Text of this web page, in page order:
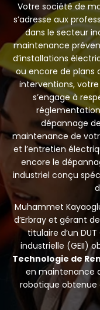
Votre société de
s’adresse aux
dans le secteur
maintenance
d’installations
ou encore de plans
interventions,
s’engage à
dépannage
maintenance de
et l’entretien
encore le
industriel conçu
Muhammet
d’Erbray et gérant
titulaire d’un
industrielle (GEII)
Technologie de
en maintenance
robotique obtenue